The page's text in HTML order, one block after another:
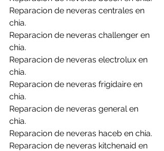
Reparacion de neveras centrales en
chia.
Reparacion de neveras challenger en
chia.
Reparacion de neveras electrolux en
chia.
Reparacion de neveras frigidaire en
chia.
Reparacion de neveras general en
chia.
Reparacion de neveras haceb en chia.
Reparacion de neveras kitchenaid en